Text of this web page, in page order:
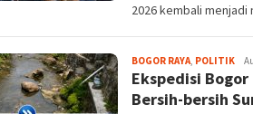
2026 kembali
BOGOR RAYA, POLITIKAga
Ekspedisi
Bersih-bersih